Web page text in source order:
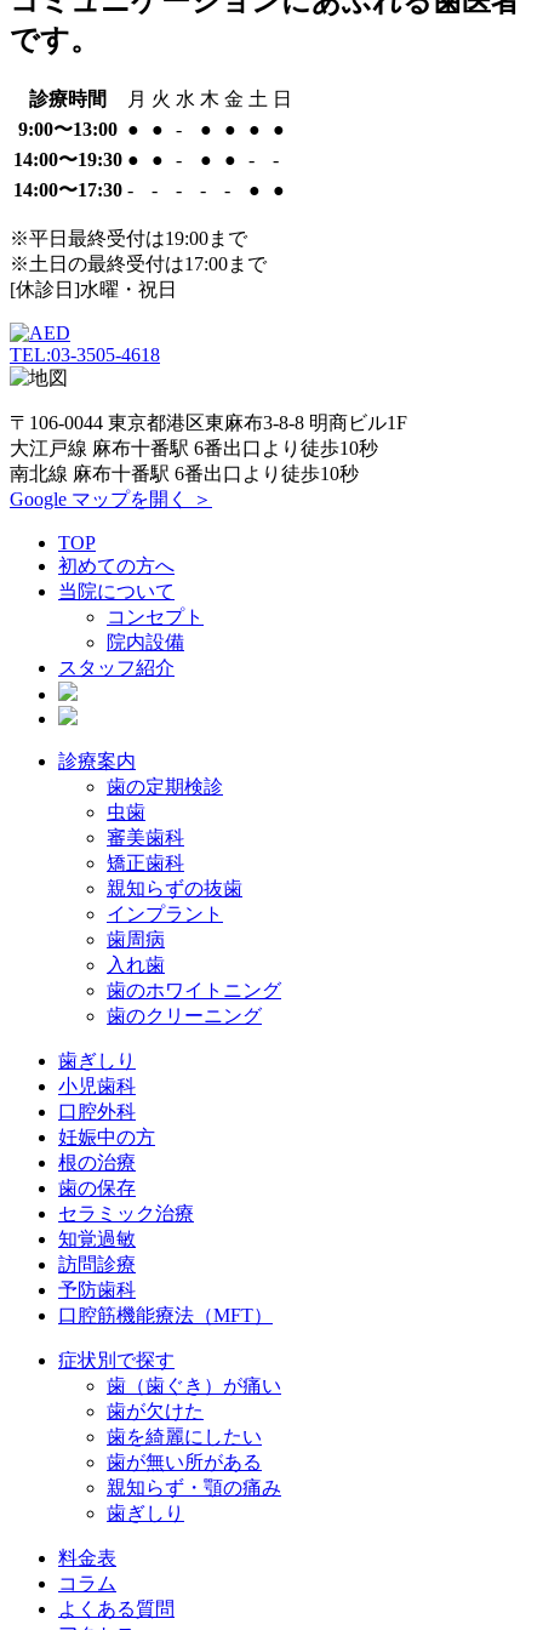
です。
診療時間 月 火 水 木 金 土 日
9:00〜13:00 ● ● - ● ● ●
●
14:00〜19:30 ● ● - ● ● -
-
14:00〜17:30 - - - - - ● ●
※平日最終受付は19:00まで
※土日の最終受付は17:00まで
[休診日]水曜・祝日
TEL:03-3505-4618
〒106-0044 東京都港区東麻布3-8-8 明商ビル1F
大江戸線 麻布十番駅 6番出口より徒歩10秒
南北線 麻布十番駅 6番出口より徒歩10秒
Google マップを開く ＞
TOP
初めての方へ
当院について
コンセプト
院内設備
スタッフ紹介
診療案内
歯の定期検診
虫歯
審美歯科
矯正歯科
親知らずの抜歯
インプラント
歯周病
入れ歯
歯のホワイトニング
歯のクリーニング
歯ぎしり
小児歯科
口腔外科
妊娠中の方
根の治療
歯の保存
セラミック治療
知覚過敏
訪問診療
予防歯科
口腔筋機能療法（MFT）
症状別で探す
歯（歯ぐき）が痛い
歯が欠けた
歯を綺麗にしたい
歯が無い所がある
親知らず・顎の痛み
歯ぎしり
料金表
コラム
よくある質問